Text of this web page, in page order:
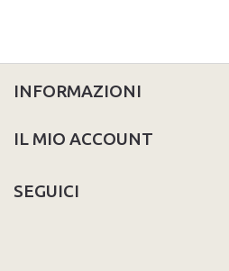
INFORMAZIONI
IL MIO ACCOUNT
SEGUICI